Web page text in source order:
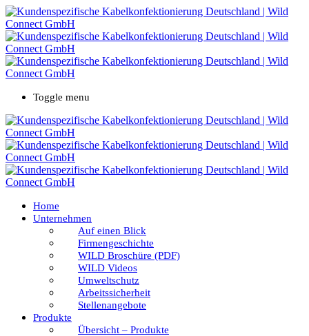
Toggle menu
Home
Unternehmen
Auf einen Blick
Firmengeschichte
WILD Broschüre (PDF)
WILD Videos
Umweltschutz
Arbeitssicherheit
Stellenangebote
Produkte
Übersicht – Produkte